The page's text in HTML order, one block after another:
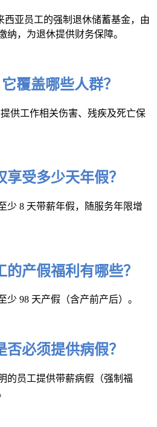
西亚员工的强制退休储蓄基金，由
纳，为退休提供财务保障。
覆盖哪些人群？
供工作相关伤害、残疾及死亡保
受多少天年假？
少 8 天带薪年假，随服务年限增
产假福利有哪些？
少 98 天产假（含产前产后）。
必须提供病假？
的员工提供带薪病假（强制福